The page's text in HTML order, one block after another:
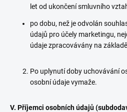
let od ukončení smluvního
po dobu, než je odvolán
údajů pro účely marketingu,
údaje zpracovávány na
Po uplynutí doby uchovávání
osobní údaje vymaže.
V. Příjemci osobních údajů